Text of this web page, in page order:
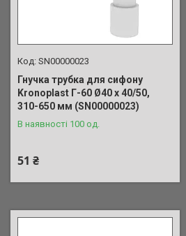
SN00000023
Гнучка трубка для сифону
Kronoplast Г-60 Ø40 х 40/50,
310-650 мм (SN00000023)
В наявності 100 од.
51 ₴